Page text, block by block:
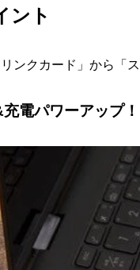
ント
ンクカード」から「
電パワーアップ！